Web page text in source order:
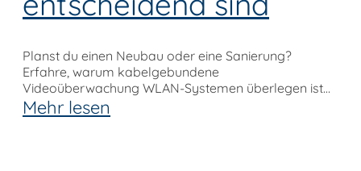
Planst du einen Neubau oder eine Sanierung?
Erfahre, warum kabelgebundene
Videoüberwachung WLAN-Systemen überlegen ist
und wie du Kabel unsichtbar verlegst.
Mehr lesen